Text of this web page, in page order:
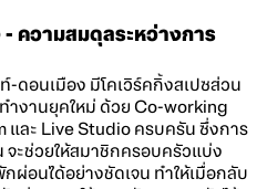
- ความสมดุลระหว่างการ
-ดอนเมือง มีโคเวิร์คกิ้งสเปซส่วน
ำงานยุคใหม่ ด้วย Co-working
ละ Live Studio ครบครัน ซึ่งการ
ะช่วยให้สมาชิกครอบครัวแบ่ง
ผ่อนได้อย่างชัดเจน ทำให้เมื่อกลับ